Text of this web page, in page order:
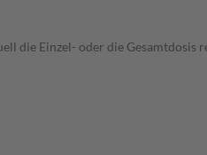
die Einzel- oder die Gesamtdosis